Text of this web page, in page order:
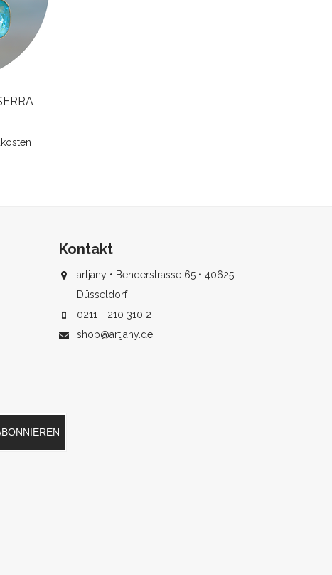
Kontakt
artjany • Benderstrasse 65 • 40625
Düsseldorf
0211 - 210 310 2
shop@artjany.de